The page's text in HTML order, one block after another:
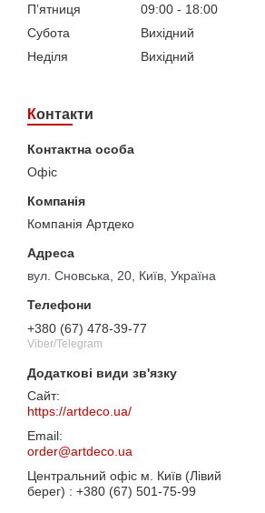
Пʼятниця
09:00
18:00
Субота
Вихідний
Неділя
Вихідний
Контакти
Офіс
Компанія Артдеко
вул. Сновська, 20, Київ, Україна
+380 (67) 478-39-77
Viber/Telegram
https://artdeco.ua/
order@artdeco.ua
Центральний офіс м. Київ (Лівий
берег)
+380 (67) 501-75-99